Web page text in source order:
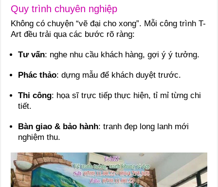
Quy trình chuyên nghiệp
Không có chuyện “vẽ đại cho xong”. Mỗi công trình T-
Art đều trải qua các bước rõ ràng:
Tư vấn: nghe nhu cầu khách hàng, gợi ý ý tưởng.
Phác thảo: dựng mẫu để khách duyệt trước.
Thi công: họa sĩ trực tiếp thực hiện, tỉ mỉ từng chi
tiết.
Bàn giao & bảo hành: tranh đẹp long lanh mới
nghiệm thu.